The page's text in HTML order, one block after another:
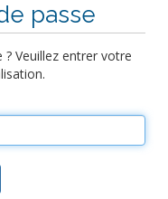
passe
Veuillez entrer votre